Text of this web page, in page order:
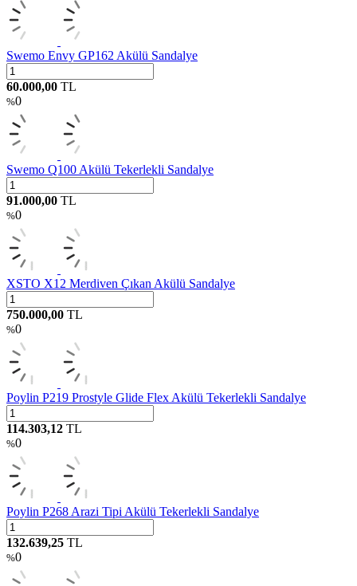
Swemo Envy GP162 Akülü Sandalye
60.000,00 TL
%0
Swemo Q100 Akülü Tekerlekli Sandalye
91.000,00 TL
%0
XSTO X12 Merdiven Çıkan Akülü Sandalye
750.000,00 TL
%0
Poylin P219 Prostyle Glide Flex Akülü Tekerlekli Sandalye
114.303,12 TL
%0
Poylin P268 Arazi Tipi Akülü Tekerlekli Sandalye
132.639,25 TL
%0